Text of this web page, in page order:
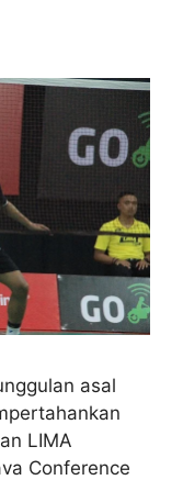
asal
LIMA
Conference